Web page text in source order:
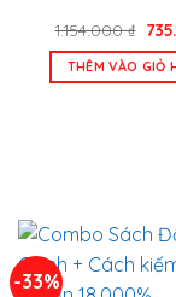
1.154.000₫ Giá
là:
THÊM VÀO GIỎ
-33%